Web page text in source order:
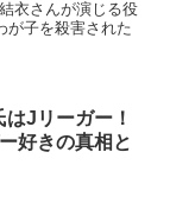
衣さんが演じる役
が子を殺害された
Jリーガー！
好きの真相と